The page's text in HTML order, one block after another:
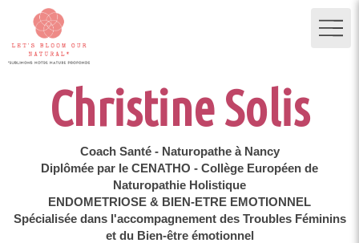
Christine Solis
Coach Santé - Naturopathe à Nancy
Diplômée par le CENATHO - Collège Européen de
Naturopathie Holistique
ENDOMETRIOSE & BIEN-ETRE EMOTIONNEL
Spécialisée dans l'accompagnement des Troubles Féminins
et du Bien-être émotionnel